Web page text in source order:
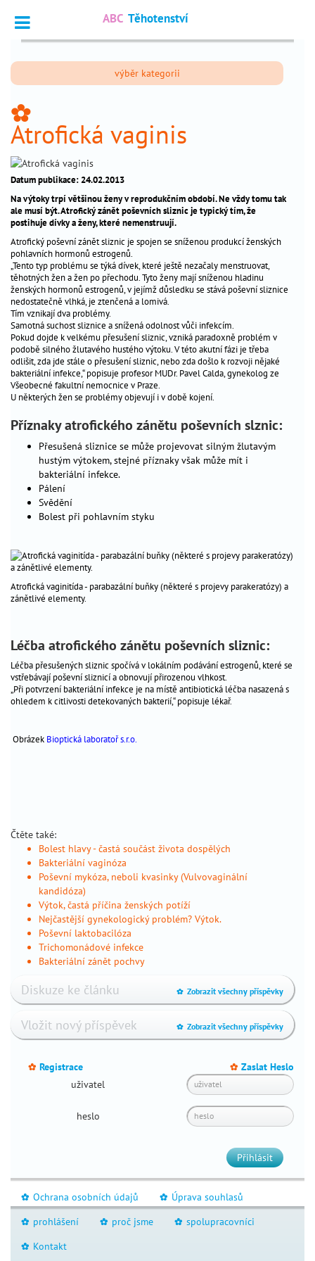
_ Dotazy
Výpočet
termínu
_ Fórum
čtenářů
nejčtenější
_ chci
otěhotnět
_ těhotenství
_ péče
dítě
_ antikoncepce
prevence
Těhotenství
jsem
těhotná?
životospráva
porodnic
těhotenství
screening
v
těhotenství
nejčastější
vady
plodu
infekční
nemoci
poševní
výtoky
torch
infekce
těhotenská
léky
těhotenství
příprava
na
porod
porod
dvojčata
ABC Těhotenství
výběr kategorii
_
Atrofická vaginis
Datum publikace: 24.02.2013
Na výtoky trpí většinou ženy v reprodukčním období. Ne vždy tomu tak
ale musí být. Atrofický zánět poševních sliznic je typický tím, že
postihuje dívky a ženy, které nemenstruují.
Atrofický poševní zánět sliznic je spojen se sníženou produkcí ženských
pohlavních hormonů estrogenů.
„Tento typ problému se týká dívek, které ještě nezačaly menstruovat,
těhotných žen a žen po přechodu. Tyto ženy mají sníženou hladinu
ženských hormonů estrogenů, v jejímž důsledku se stává poševní sliznice
nedostatečně vlhká, je ztenčená a lomivá.
Tím vznikají dva problémy.
Samotná suchost sliznice a snížená odolnost vůči infekcím.
Pokud dojde k velkému přesušení sliznic, vzniká paradoxně problém v
podobě silného žlutavého hustého výtoku. V této akutní fázi je třeba
odlišit, zda jde stále o přesušení sliznic, nebo zda došlo k rozvoji nějaké
bakteriální infekce,“ popisuje profesor MUDr. Pavel Calda, gynekolog ze
Všeobecné fakultní nemocnice v Praze.
U některých žen se problémy objevují i v době kojení.
Příznaky atrofického zánětu poševních slznic:
Přesušená sliznice se může projevovat silným žlutavým
hustým výtokem, stejné příznaky však může mít i
bakteriální infekce.
Pálení
Svědění
Bolest při pohlavním styku
Atrofická vaginitída - parabazální buňky (některé s projevy parakeratózy) a
zánětlivé elementy.
Léčba atrofického zánětu poševních sliznic:
Léčba přesušených sliznic spočívá v lokálním podávání estrogenů, které se
vstřebávají poševní sliznicí a obnovují přirozenou vlhkost.
„Při potvrzení bakteriální infekce je na místě antibiotická léčba nasazená s
ohledem k citlivosti detekovaných bakterií,“ popisuje lékař.
Obrázek Bioptická laboratoř s.r.o.
Čtěte také:
Bolest hlavy - častá součást života dospělých
Bakteriální vaginóza
Poševní mykóza, neboli kvasinky (Vulvovaginální
kandidóza)
Výtok, častá příčina ženských potíží
Nejčastější gynekologický problém? Výtok.
Poševní laktobacilóza
Trichomonádové infekce
Bakteriální zánět pochvy
Diskuze ke článku _ Zobrazit všechny příspěvky
Vložit nový příspěvek _ Zobrazit všechny příspěvky
_ Registrace _ Zaslat Heslo
uživatel
heslo
Přihlásit
_ Ochrana osobních údajů _ Úprava souhlasů
_ prohlášení _ proč jsme _ spolupracovníci
_ Kontakt